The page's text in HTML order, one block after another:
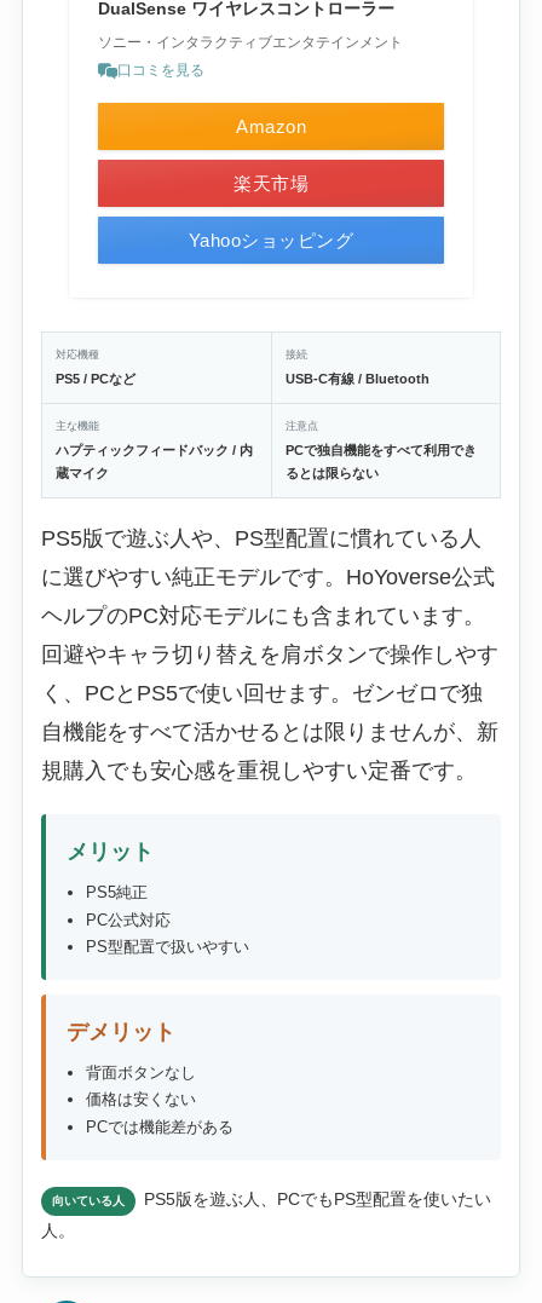
DualSense ワイヤレスコントローラー
ソニー・インタラクティブエンタテインメント
口コミを見る
Amazon
楽天市場
Yahooショッピング
対応機種
PS5 / PCなど
接続
USB-C有線 / Bluetooth
主な機能
ハプティックフィードバック / 内
蔵マイク
注意点
PCで独自機能をすべて利用でき
るとは限らない
PS5版で遊ぶ人や、PS型配置に慣れている人
に選びやすい純正モデルです。HoYoverse公式
ヘルプのPC対応モデルにも含まれています。
回避やキャラ切り替えを肩ボタンで操作しやす
く、PCとPS5で使い回せます。ゼンゼロで独
自機能をすべて活かせるとは限りませんが、新
規購入でも安心感を重視しやすい定番です。
メリット
PS5純正
PC公式対応
PS型配置で扱いやすい
デメリット
背面ボタンなし
価格は安くない
PCでは機能差がある
向いている人
PS5版を遊ぶ人、PCでもPS型配置を使いたい
人。